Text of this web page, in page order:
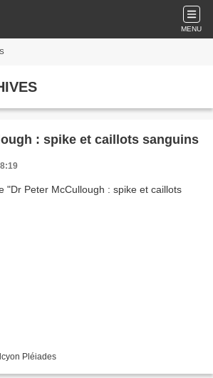
MENU
: spike et caillots sanguins
Pléiades